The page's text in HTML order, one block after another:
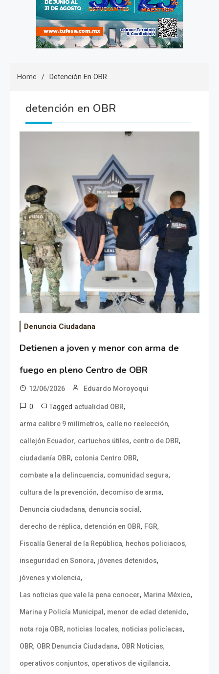
Home Detención En OBR
detención en OBR
Denuncia Ciudadana
Detienen a joven y menor con arma de
fuego en pleno Centro de OBR
12/06/2026 Eduardo Moroyoqui
0 Tagged actualidad OBR,
arma calibre 9 milímetros, calle no reelección,
callejón Ecuador, cartuchos útiles, centro de OBR,
ciudadanía OBR, colonia Centro OBR,
combate a la delincuencia, comunidad segura,
cultura de la prevención, decomiso de arma,
Denuncia ciudadana, denuncia social ,
derecho de réplica, detención en OBR, FGR,
Fiscalía General de la República, hechos policiacos,
inseguridad en Sonora, jóvenes detenidos,
jóvenes y violencia,
Las noticias que vale la pena conocer, Marina México,
Marina y Policía Municipal , menor de edad detenido,
nota roja OBR, noticias locales, noticias policíacas,
OBR, OBR Denuncia Ciudadana, OBR Noticias,
operativos conjuntos, operativos de vigilancia,